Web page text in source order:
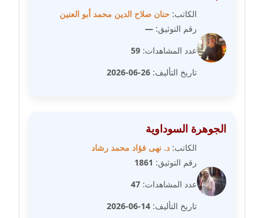
مدونة عزة الأمير
مدونة عزة بركة
عاملة
مدونة عفاف حسين
عاملة
مدونة علا ابو السعادات
عاملة
الكاتب: حنان صلاح الدين محمد أبو العنين
رقم التوثيق: —
عدد المشاهدات: 59
تاريخ التأليف: 26-06-2026
الجوهرة السوداوية
الكاتب: د. نهى فؤاد محمد رشاد
رقم التوثيق: 1861
عدد المشاهدات: 47
تاريخ التأليف: 14-06-2026